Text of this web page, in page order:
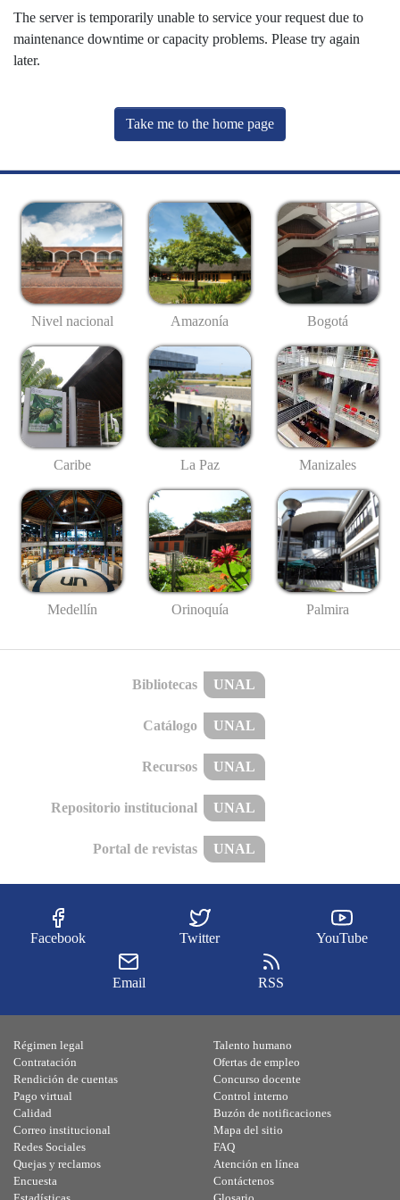
The server is temporarily unable to service your request due to
maintenance downtime or capacity problems. Please try again
later.
Take me to the home page
Nivel nacional Amazonía Bogotá
Caribe La Paz Manizales
Medellín Orinoquía Palmira
Bibliotecas UNAL
Catálogo UNAL
Recursos UNAL
Repositorio institucional UNAL
Portal de revistas UNAL
Facebook Twitter YouTube
Email RSS
Régimen legal
Contratación
Rendición de cuentas
Pago virtual
Calidad
Talento humano
Ofertas de empleo
Concurso docente
Control interno
Buzón de notificaciones
Correo institucional
Redes Sociales
Quejas y reclamos
Encuesta
Mapa del sitio
FAQ
Atención en línea
Contáctenos